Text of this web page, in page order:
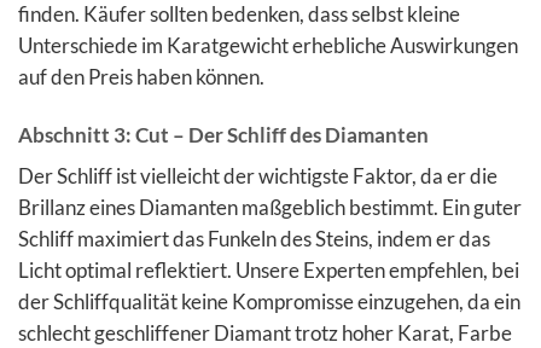
finden. Käufer sollten bedenken, dass selbst kleine
Unterschiede im Karatgewicht erhebliche Auswirkungen
auf den Preis haben können.
Abschnitt 3: Cut – Der Schliff des Diamanten
Der Schliff ist vielleicht der wichtigste Faktor, da er die
Brillanz eines Diamanten maßgeblich bestimmt. Ein guter
Schliff maximiert das Funkeln des Steins, indem er das
Licht optimal reflektiert. Unsere Experten empfehlen, bei
der Schliffqualität keine Kompromisse einzugehen, da ein
schlecht geschliffener Diamant trotz hoher Karat, Farbe